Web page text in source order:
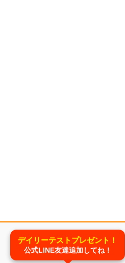
デイリーテストプレゼント！
公式LINE友達追加してね！
コースと料金